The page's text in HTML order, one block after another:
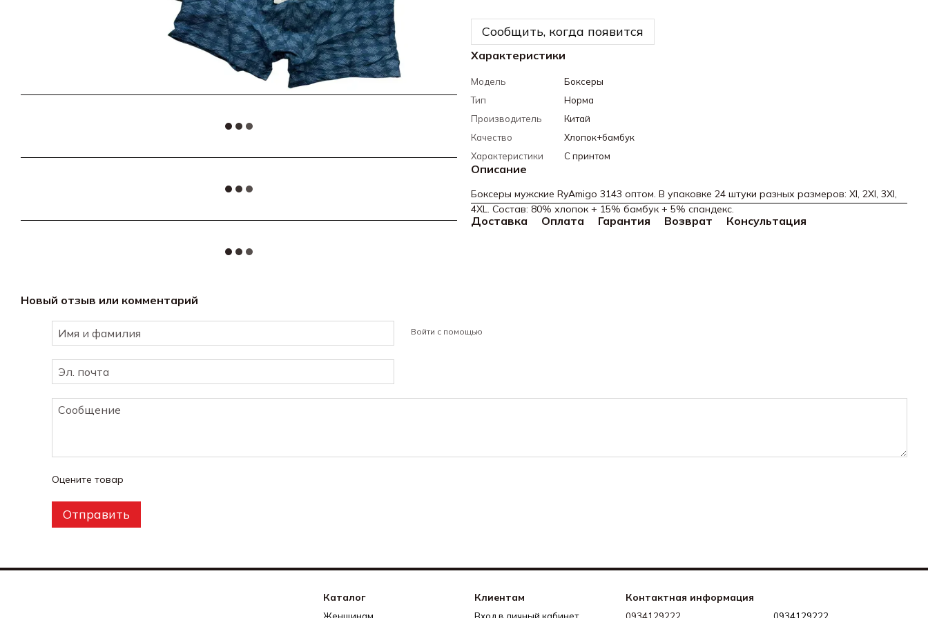
Сообщить, когда появится
Характеристики
Модель
Боксеры
Тип
Норма
Производитель
Китай
Качество
Хлопок+бамбук
Характеристики
С принтом
Описание
Боксеры мужские RyAmigo 3143 оптом. В упаковке 24 штуки разных размеров: Xl, 2Xl, 3Xl,
4XL. Состав: 80% хлопок + 15% бамбук + 5% спандекс.
Доставка Оплата Гарантия Возврат Консультация
Новый отзыв или комментарий
Войти с помощью
Оцените товар
Отправить
Каталог Клиентам Контактная информация